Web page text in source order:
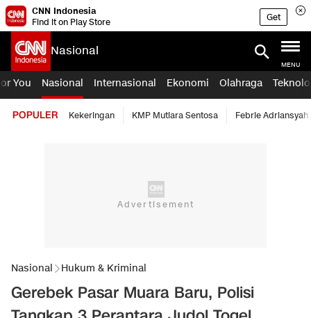
CNN Indonesia
Find it on Play Store
Get
Nasional
MENU
You Nasional Internasional Ekonomi Olahraga
POPULER Kekeringan KMP Mutiara Sentosa Febrie Adriansyah
Nasional Hukum & Kriminal
Gerebek Pasar Muara Baru, Polisi